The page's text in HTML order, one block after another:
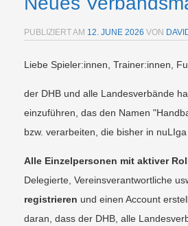
PUBLIZIERT AM 12. JUNE 2026 VON
Liebe Spieler:innen, Trainer:innen,
der DHB und alle Landesverbände
einzuführen, das den Namen
bzw. verarbeiten, die bisher in
Alle Einzelpersonen mit aktiver
Delegierte, Vereinsverantwortliche
registrieren und einen Account
daran, dass der DHB, alle